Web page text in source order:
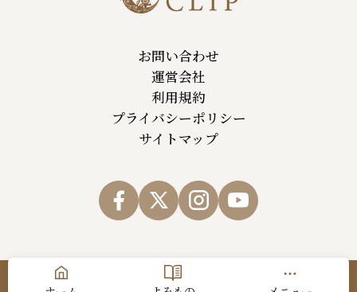
お問い合わせ
運営会社
利用規約
プライバシーポリシー
サイトマップ
© Okinawa Cellular Telephone Company,All Rights Reserved.